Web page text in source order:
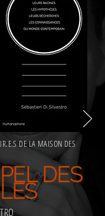
DE LA MAISON DES
DES